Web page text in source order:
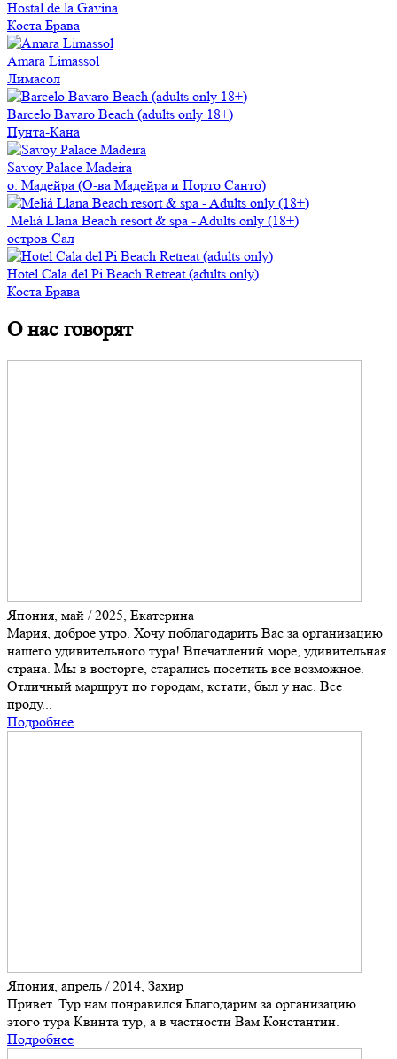
Hostal de la Gavina
Коста Брава
Amara Limassol
Лимаcол
Barcelo Bavaro Beach (adults only 18+)
Пунта-Кана
Savoy Palace Madeira
о. Мадейра (О-ва Мадейра и Порто Санто)
Meliá Llana Beach resort & spa - Adults only (18+)
остров Сал
Hotel Cala del Pi Beach Retreat (adults only)
Коста Брава
О нас говорят
Япония, май / 2025, Екатерина
Мария, доброе утро. Хочу поблагодарить Вас за организацию
нашего удивительного тура! Впечатлений море, удивительная
страна. Мы в восторге, старались посетить все возможное.
Отличный маршрут по городам, кстати, был у нас. Все
проду...
Подробнее
Япония, апрель / 2014, Захир
Привет. Тур нам понравился.Благодарим за организацию
этого тура Квинта тур, а в частности Вам Константин.
Подробнее